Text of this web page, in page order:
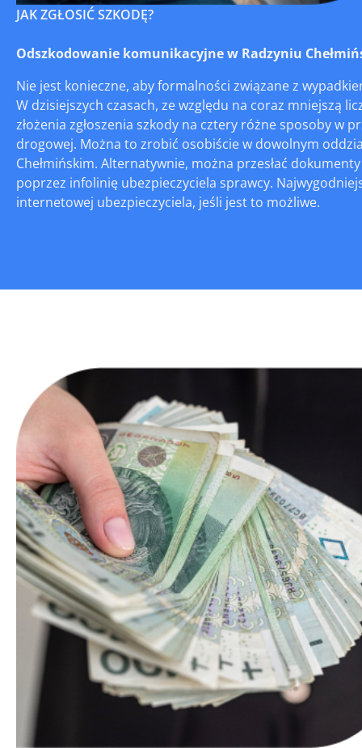
JAK ZGŁOSIĆ SZKODĘ?
Odszkodowanie komunikacyjne w Radzyniu
Nie jest konieczne, aby formalności związane z
W dzisiejszych czasach, ze względu na coraz mniejszą
złożenia zgłoszenia szkody na cztery różne sposoby
drogowej. Można to zrobić osobiście w dowolnym
Chełmińskim. Alternatywnie, można przesłać
poprzez infolinię ubezpieczyciela sprawcy.
internetowej ubezpieczyciela, jeśli jest to możliwe.